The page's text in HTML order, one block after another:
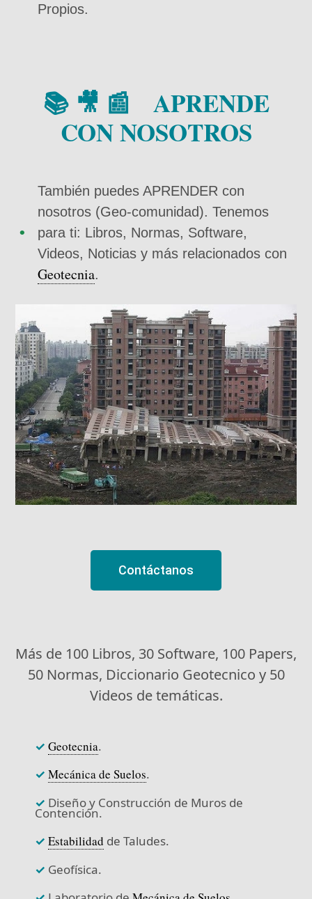
Propios.
📚 🎥 📰 APRENDE
CON NOSOTROS
También puedes APRENDER con
nosotros (Geo-comunidad). Tenemos
para ti: Libros, Normas, Software,
Videos, Noticias y más relacionados con
Geotecnia.
Contáctanos
Más de 100 Libros, 30 Software, 100 Papers,
50 Normas, Diccionario Geotecnico y 50
Videos de temáticas.
✓ Geotecnia.
✓ Mecánica de Suelos.
✓ Diseño y Construcción de Muros de
Contención.
✓ Estabilidad de Taludes.
✓ Geofísica.